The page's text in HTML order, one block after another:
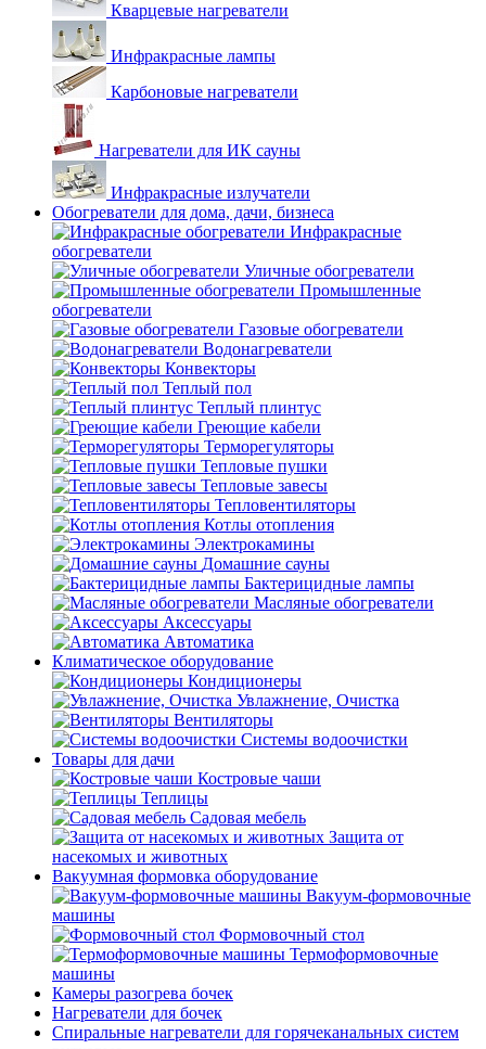
Кварцевые нагреватели
Инфракрасные лампы
Карбоновые нагреватели
Нагреватели для ИК сауны
Инфракрасные излучатели
Обогреватели для дома, дачи, бизнеса
Инфракрасные
обогреватели
Уличные обогреватели
Промышленные
обогреватели
Газовые обогреватели
Водонагреватели
Конвекторы
Теплый пол
Теплый плинтус
Греющие кабели
Терморегуляторы
Тепловые пушки
Тепловые завесы
Тепловентиляторы
Котлы отопления
Электрокамины
Домашние сауны
Бактерицидные лампы
Масляные обогреватели
Аксессуары
Автоматика
Климатическое оборудование
Кондиционеры
Увлажнение, Очистка
Вентиляторы
Системы водоочистки
Товары для дачи
Костровые чаши
Теплицы
Садовая мебель
Защита от
насекомых и животных
Вакуумная формовка оборудование
Вакуум-формовочные
машины
Формовочный стол
Термоформовочные
машины
Камеры разогрева бочек
Нагреватели для бочек
Спиральные нагреватели для горячеканальных систем